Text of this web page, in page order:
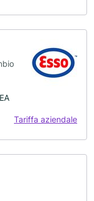
Tariffa aziendale